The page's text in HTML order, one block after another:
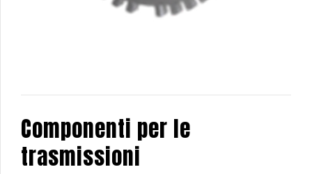
Componenti per le
trasmissioni